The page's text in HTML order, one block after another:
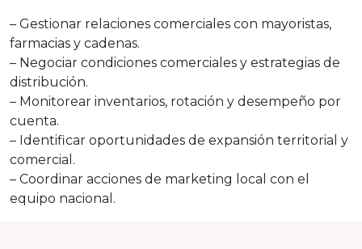
– Gestionar relaciones comerciales con mayoristas,
farmacias y cadenas.
– Negociar condiciones comerciales y estrategias de
distribución.
– Monitorear inventarios, rotación y desempeño por
cuenta.
– Identificar oportunidades de expansión territorial y
comercial.
– Coordinar acciones de marketing local con el
equipo nacional.